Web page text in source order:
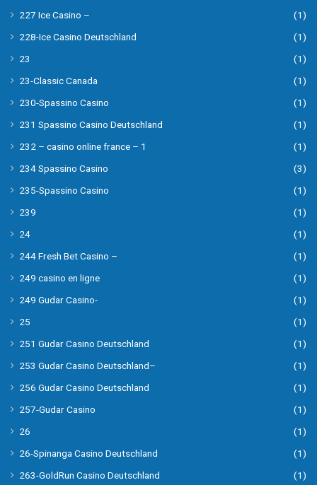
227 Ice Casino –
(1)
228-Ice Casino Deutschland
(1)
23
(1)
23-Classic Canada
(1)
230-Spassino Casino
(1)
231 Spassino Casino Deutschland
(1)
232 – casino online france – 1
(1)
234 Spassino Casino
(3)
235-Spassino Casino
(1)
239
(1)
24
(1)
244 Fresh Bet Casino –
(1)
249 casino en ligne
(1)
249 Gudar Casino-
(1)
25
(1)
251 Gudar Casino Deutschland
(1)
253 Gudar Casino Deutschland–
(1)
256 Gudar Casino Deutschland
(1)
257-Gudar Casino
(1)
26
(1)
26-Spinanga Casino Deutschland
(1)
263-GoldRun Casino Deutschland
(1)